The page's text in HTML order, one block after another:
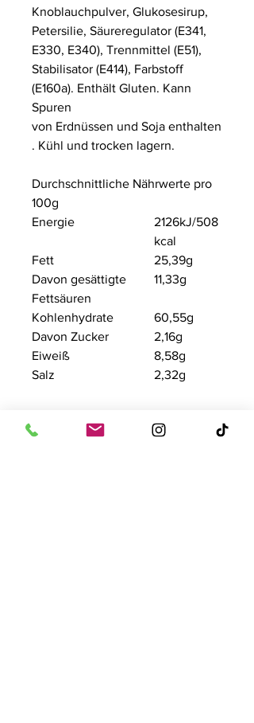
Knoblauchpulver, Glukosesirup,
Petersilie, Säureregulator (E341,
E330, E340), Trennmittel (E51),
Stabilisator (E414), Farbstoff
(E160a). Enthält Gluten. Kann
Spuren
von Erdnüssen und Soja enthalten
. Kühl und trocken lagern.
Durchschnittliche Nährwerte pro
100g
Energie
2126kJ/508
kcal
Fett
Davon gesättigte
Fettsäuren
25,39g
11,33g
Kohlenhydrate
Davon Zucker
60,55g
2,16g
Eiweiß
8,58g
Salz
2,32g
Artikelnummer